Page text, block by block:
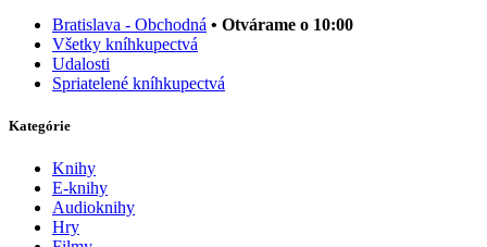
Bratislava - Obchodná • Otvárame o 10:00
Všetky kníhkupectvá
Udalosti
Spriatelené kníhkupectvá
Kategórie
Knihy
E-knihy
Audioknihy
Hry